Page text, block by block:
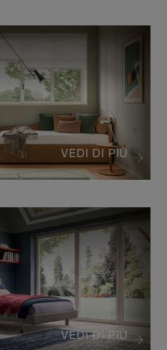
VEDI DI PIÙ
VEDI DI PIÙ